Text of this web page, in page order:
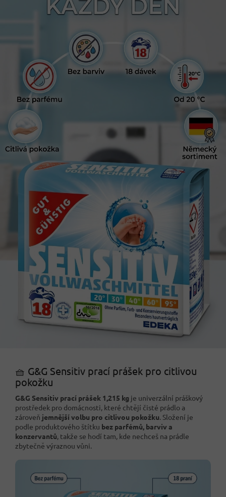
🧺 G&G Sensitiv prací prášek pro citlivou
pokožku
G&G Sensitiv prací prášek 1,215 kg je univerzální práškový
prostředek pro domácnosti, které chtějí čisté prádlo a
zároveň jemnější volbu pro citlivou pokožku. Složení je
podle produktového štítku bez parfémů, barviv a
konzervantů, takže se hodí tam, kde nechceš na prádle
zbytečně výraznou vůni.